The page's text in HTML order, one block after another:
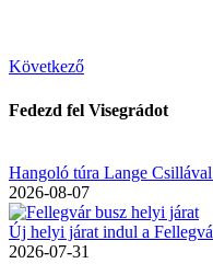
Következő
Fedezd fel Visegrádot
Hangoló túra Lange
2026-08-07
Új helyi járat indul a
2026-07-31